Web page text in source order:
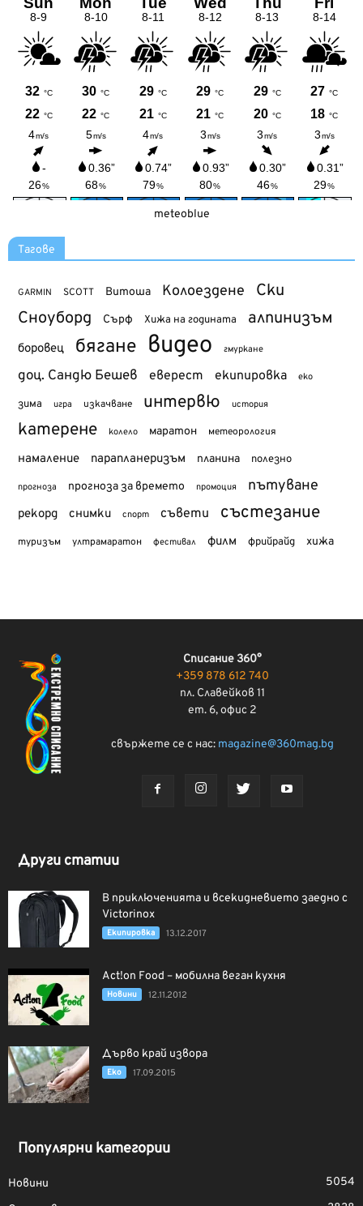
meteoblue
Тагове
GARMIN SCOTT Витоша Колоездене Ски
Сноуборд Сърф Хижа на годината алпинизъм
боровец бягане видео гмуркане
доц. Сандю Бешев еверест екипировка еко
зима игра изкачване интервю история
катерене колело маратон метеорология
намаление парапланеризъм планина полезно
прогноза прогноза за времето промоция пътуване
рекорд снимки спорт съвети състезание
туризъм ултрамаратон фестивал филм фрийрайд хижа
Списание 360°
+359 878 612 740
пл. Славейков 11
ет. 6, офис 2
свържете се с нас: magazine@360mag.bg
Други статии
В приключенията и всекидневието заедно с
Victorinox
Екипировка 13.12.2017
Act!on Food – мобилна веган кухня
Новини 12.11.2012
Дърво край извора
Еко 17.09.2015
Популярни категории
Новини
5054